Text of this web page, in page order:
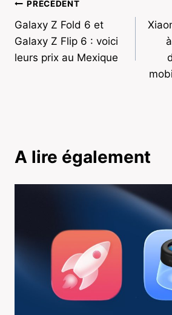
Navigation
de
l’article
PRÉCÉDENT
Galaxy Z Fold 6 et
Galaxy Z Flip 6 : voici
leurs prix au Mexique
A lire également